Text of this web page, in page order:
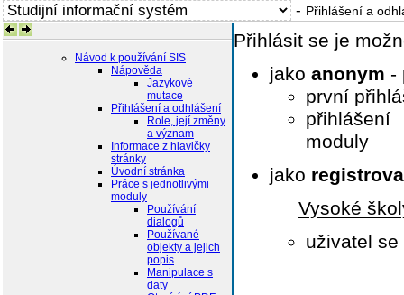
- Přihlášení a
Návod k používání SIS
Nápověda
Jazykové
mutace
Přihlášení a odhlášení
Role, její změny
a význam
Informace z hlavičky
stránky
Úvodní stránka
Práce s jednotlivými
moduly
Používání
dialogů
Používané
objekty a jejich
popis
Manipulace s
daty
Přihlásit se je
jako anonym -
první
moduly
jako
Vysoké
uživatel